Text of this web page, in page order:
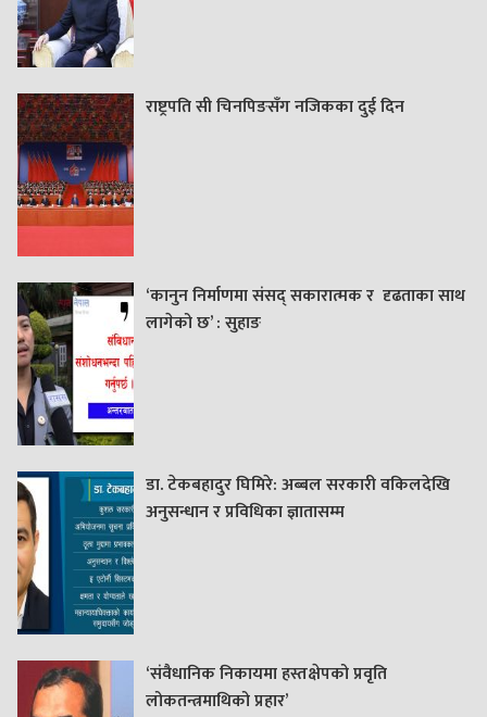
राष्ट्रपति सी चिनपिङसँग नजिकका दुई दिन
‘कानुन निर्माणमा संसद् सकारात्मक र दृढताका साथ
लागेको छ’ : सुहाङ
डा. टेकबहादुर घिमिरे: अब्बल सरकारी वकिलदेखि
अनुसन्धान र प्रविधिका ज्ञातासम्म
‘संवैधानिक निकायमा हस्तक्षेपको प्रवृति
लोकतन्त्रमाथिको प्रहार’